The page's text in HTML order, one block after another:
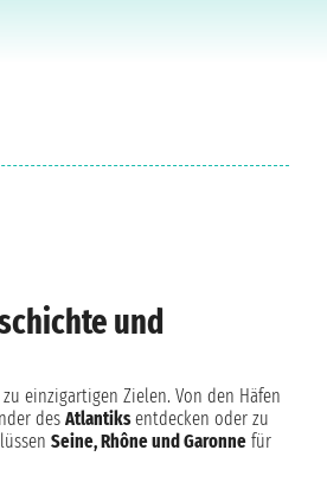
und
einzigartigen Zielen. Von den Häfen
desAtlantiksentdecken oder zu
Seine, Rhône und Garonne für